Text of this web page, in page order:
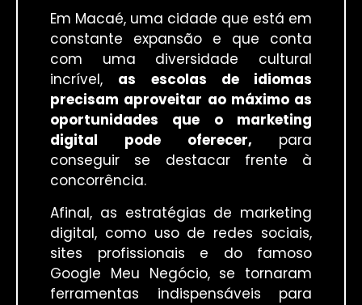
Em Macaé, uma cidade que está em
constante expansão e que conta
com uma diversidade cultural
incrível, as escolas de idiomas
precisam aproveitar ao máximo as
oportunidades que o marketing
digital
pode oferecer, para
conseguir se destacar frente à
concorrência.
Afinal, as estratégias de marketing
digital, como uso de redes sociais,
sites profissionais e do famoso
Google Meu Negócio, se tornaram
ferramentas indispensáveis para